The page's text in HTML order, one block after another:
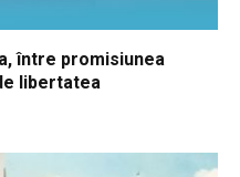
între promisiunea
libertatea